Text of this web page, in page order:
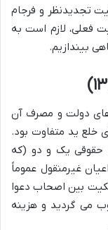
تجدیدنظر و فرجام
فعلی، لازم است به
بیندازیم.
دولت و مصرف آن
به دعوای خلع ید متفاوت بود.
های حقوقی یک و دو (که
غیرمنقول عموماً
بین اصحاب دعوا
می گردید و هزینه